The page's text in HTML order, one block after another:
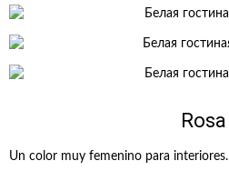
Rosa
Un color muy femenino para interiores.